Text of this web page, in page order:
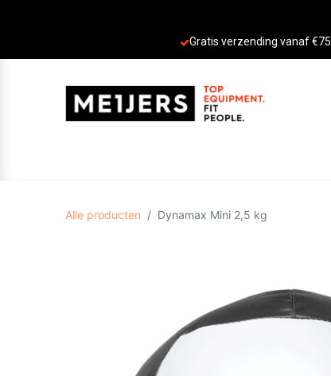
Gratis verzending vanaf €75
Alle producten Dynamax Mini 2,5 kg